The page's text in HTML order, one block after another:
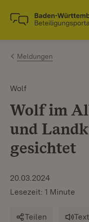
Zum Inhalt
Link zur Startseite
Meldungen
Wolf
Wolf im
und
gesichtet
20.03.2024
Lesezeit: 1 Minute
Teilen